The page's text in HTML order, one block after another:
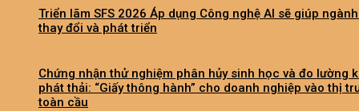
Triển lãm SFS 2026 Áp dụng Công nghệ AI sẽ giúp
thay đổi và phát triển
Chứng nhận thử nghiệm phân hủy sinh học và đo lường
phát thải: “Giấy thông hành” cho doanh nghiệp vào thị
toàn cầu